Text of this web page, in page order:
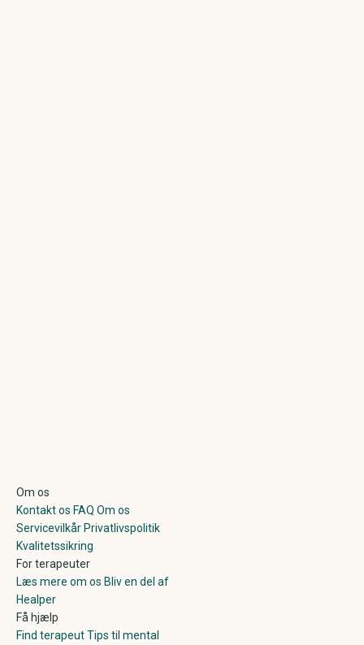
Om os
Kontakt os FAQ Om os
Servicevilkår Privatlivspolitik
Kvalitetssikring
For terapeuter
Læs mere om os Bliv en del af
Healper
Få hjælp
Find terapeutTips til mental